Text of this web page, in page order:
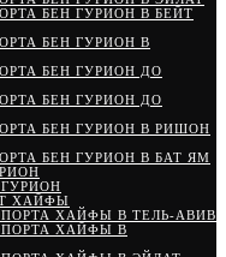
БЕН ГУРИОН В БЕЙТ
БЕН ГУРИОН В
БЕН ГУРИОН ДО
БЕН ГУРИОН ДО
БЕН ГУРИОН В РИШОН
БЕН ГУРИОН В БАТ ЯМ
ХАЙФЫ
ХАЙФЫ В ТЕЛЬ-АВИВ
ХАЙФЫ В